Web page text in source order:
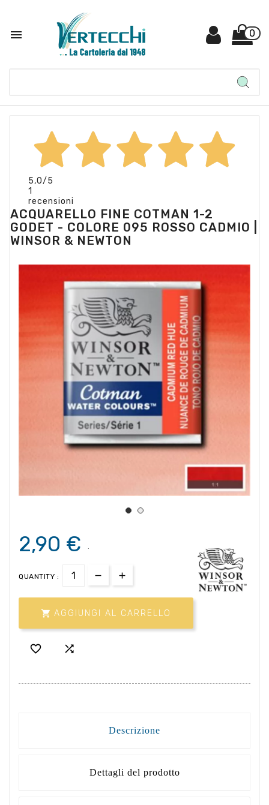
 0
5,0/5
1
recensioni
ACQUARELLO FINE COTMAN 1-2
GODET - COLORE 095 ROSSO CADMIO |
WINSOR & NEWTON
2,90 € .
QUANTITY :
 AGGIUNGI AL CARRELLO
 
Descrizione
Dettagli del prodotto